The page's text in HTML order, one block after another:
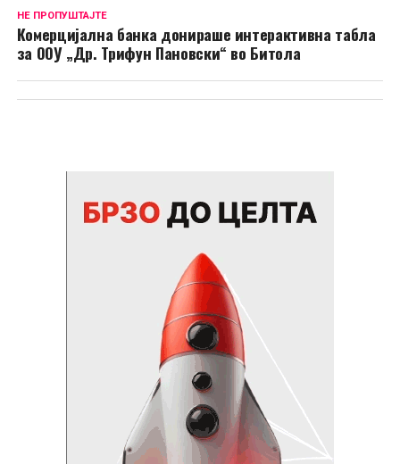
НЕ ПРОПУШТАЈТЕ
Комерцијална банка донираше интерактивна табла
за ООУ „Др. Трифун Пановски“ во Битола